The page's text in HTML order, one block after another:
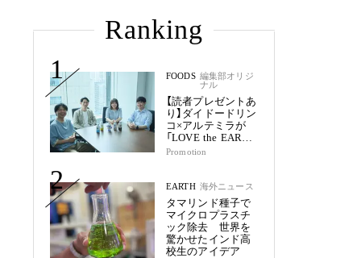
Ranking
1
FOODS 編集部オリジ
ナル
【読者プレゼントあ
り】ダイドードリン
コ×アルテミラが
「LOVE the EARTH
シリーズ」で目指す
Promotion
2 EARTH 海外ニュース
タマリンド種子で
マイクロプラスチ
ック除去 世界を
驚かせたインド高
校生のアイデア